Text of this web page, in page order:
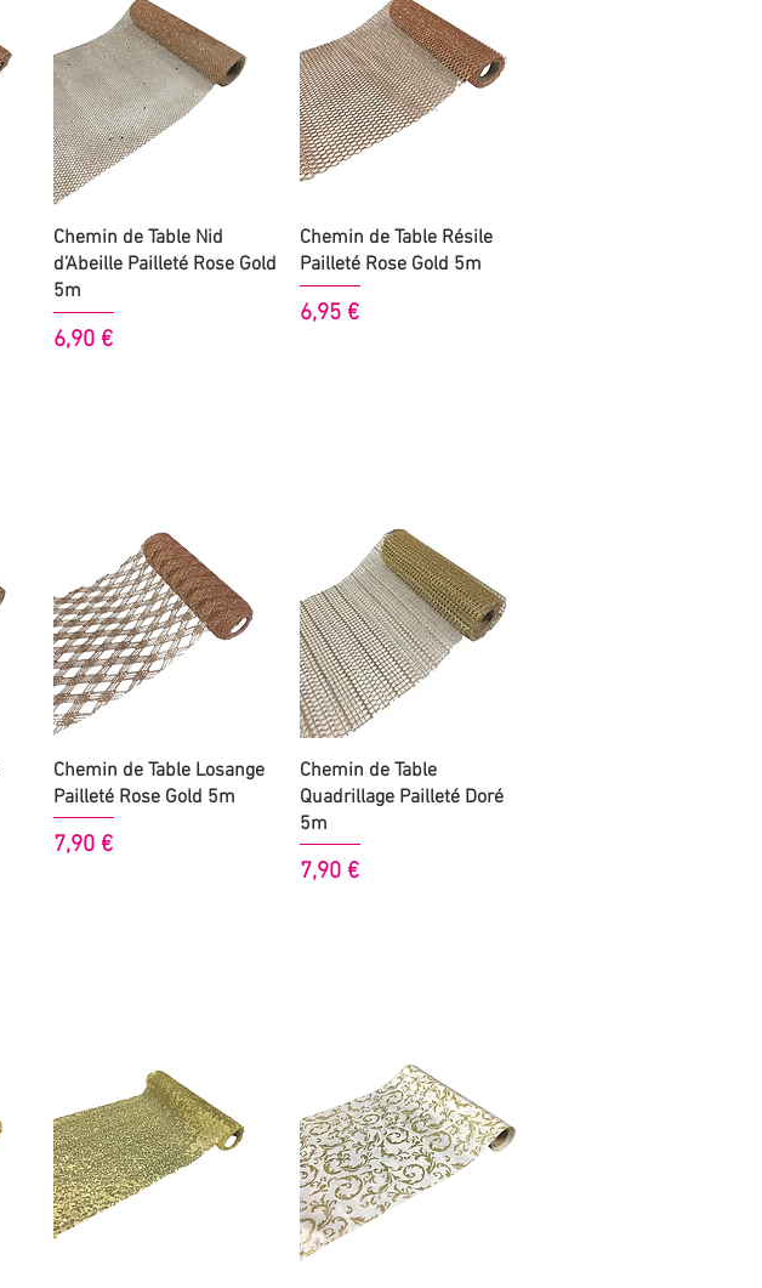
Aperçu rapide
Chemin de Table Nid
d’Abeille Pailleté Rose Gold
5m
Prix
6,90 €
Aperçu rapide
Chemin de Table Résile
Pailleté Rose Gold 5m
Prix
6,95 €
Aperçu rapide
Chemin de Table Losange
Pailleté Rose Gold 5m
Prix
7,90 €
Aperçu rapide
Chemin de Table
Quadrillage Pailleté Doré
5m
Prix
7,90 €